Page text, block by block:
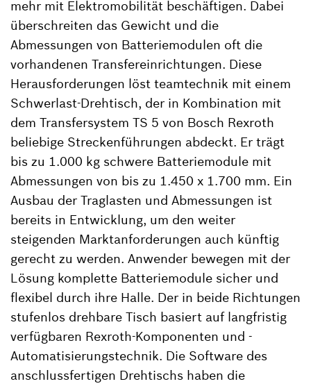
mehr mit Elektromobilität beschäftigen. Dabei
überschreiten das Gewicht und die
Abmessungen von Batteriemodulen oft die
vorhandenen Transfereinrichtungen. Diese
Herausforderungen löst teamtechnik mit einem
Schwerlast-Drehtisch, der in Kombination mit
dem Transfersystem TS 5 von Bosch Rexroth
beliebige Streckenführungen abdeckt. Er trägt
bis zu 1.000 kg schwere Batteriemodule mit
Abmessungen von bis zu 1.450 x 1.700 mm. Ein
Ausbau der Traglasten und Abmessungen ist
bereits in Entwicklung, um den weiter
steigenden Marktanforderungen auch künftig
gerecht zu werden. Anwender bewegen mit der
Lösung komplette Batteriemodule sicher und
flexibel durch ihre Halle. Der in beide Richtungen
stufenlos drehbare Tisch basiert auf langfristig
verfügbaren Rexroth-Komponenten und -
Automatisierungstechnik. Die Software des
anschlussfertigen Drehtischs haben die